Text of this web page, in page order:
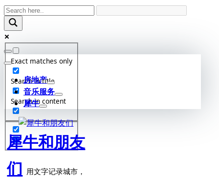
Skip
to
content
Exact matches only
Search in title
Search in content
房地产
音乐服务
犀牛
犀牛和朋友
们 用文字记录城市，